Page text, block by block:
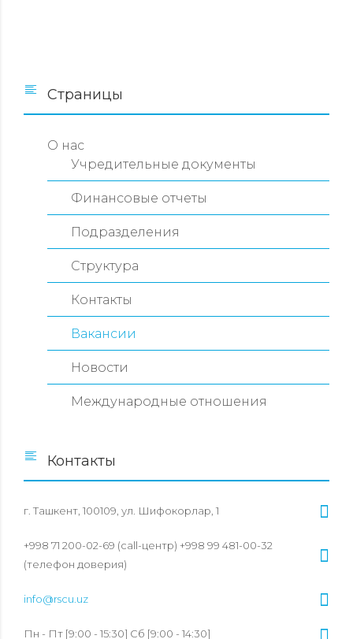
Страницы
О нас
Учредительные документы
Финансовые отчеты
Подразделения
Структура
Контакты
Вакансии
Новости
Международные отношения
Контакты
г. Ташкент, 100109, ул. Шифокорлар, 1
+998 71 200-02-69 (call-центр) +998 99 481-00-32
(телефон доверия)
info@rscu.uz
Пн - Пт [9:00 - 15:30] Сб [9:00 - 14:30]